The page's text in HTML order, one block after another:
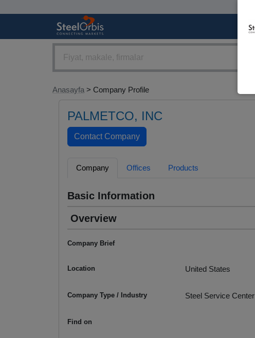
Anasayfa > Company Profile
PALMETCO, INC
Company Offices Products
Basic Information
Overview
Company Brief
Location United States
Company Type / Industry Steel Service Center
Find on